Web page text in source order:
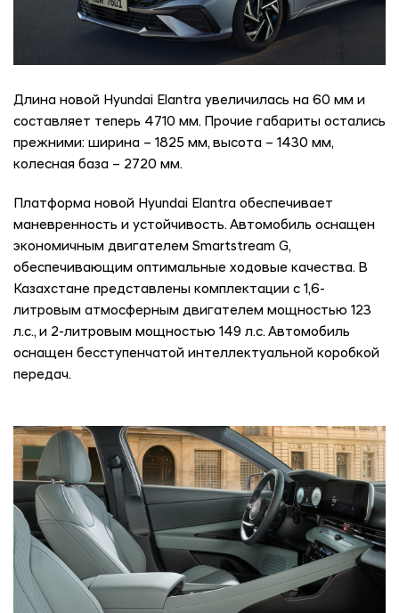
Длина новой Hyundai Elantra увеличилась на 60 мм и
составляет теперь 4710 мм. Прочие габариты остались
прежними: ширина – 1825 мм, высота – 1430 мм,
колесная база – 2720 мм.
Платформа новой Hyundai Elantra обеспечивает
маневренность и устойчивость. Автомобиль оснащен
экономичным двигателем Smartstream G,
обеспечивающим оптимальные ходовые качества. В
Казахстане представлены комплектации с 1,6-
литровым атмосферным двигателем мощностью 123
л.с., и 2-литровым мощностью 149 л.с. Автомобиль
оснащен бесступенчатой интеллектуальной коробкой
передач.